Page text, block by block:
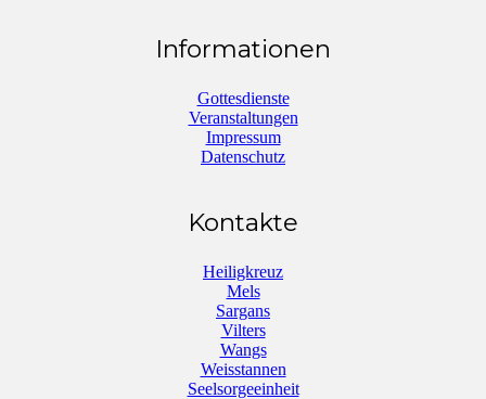
Informationen
Gottesdienste
Veranstaltungen
Impressum
Datenschutz
Kontakte
Heiligkreuz
Mels
Sargans
Vilters
Wangs
Weisstannen
Seelsorgeeinheit